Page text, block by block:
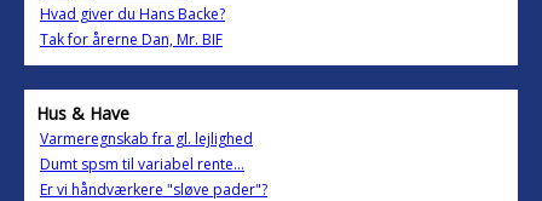
Hvad giver du Hans Backe?
Tak for årerne Dan, Mr. BIF
Hus & Have
Varmeregnskab fra gl. lejlighed
Dumt spsm til variabel rente...
Er vi håndværkere "sløve pader"?